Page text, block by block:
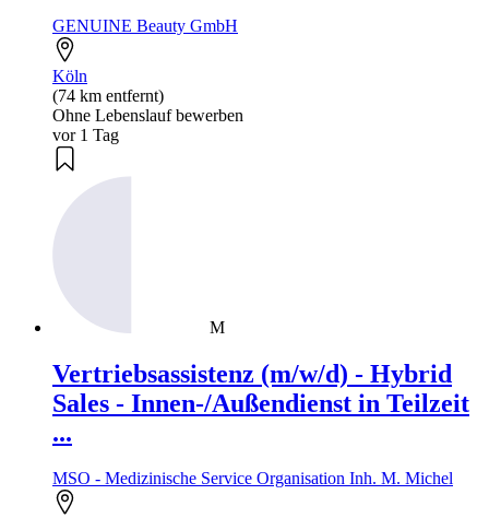
GENUINE Beauty GmbH
Köln
(74 km entfernt)
Ohne Lebenslauf bewerben
vor 1 Tag
M
Vertriebsassistenz (m/w/d) - Hybrid
Sales - Innen-/Außendienst in Teilzeit
...
MSO - Medizinische Service Organisation Inh. M. Michel